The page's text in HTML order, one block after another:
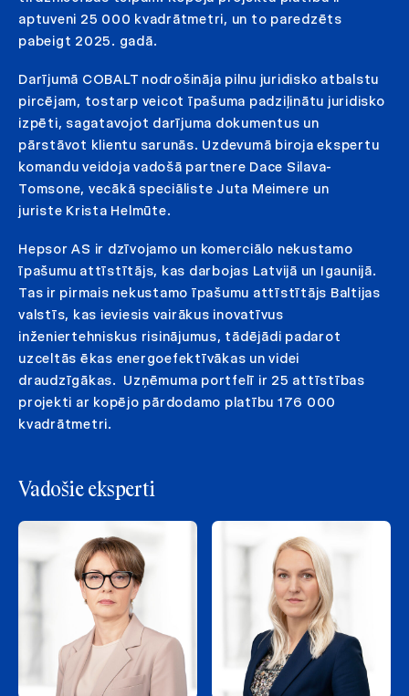
aptuveni 25 000 kvadrātmetri, un to paredzēts
pabeigt 2025. gadā.
Darījumā COBALT nodrošināja pilnu juridisko atbalstu
pircējam, tostarp veicot īpašuma padziļinātu juridisko
izpēti, sagatavojot darījuma dokumentus un
pārstāvot klientu sarunās. Uzdevumā biroja ekspertu
komandu veidoja vadošā partnere Dace Silava-
Tomsone, vecākā speciāliste Juta Meimere un
juriste Krista Helmūte.
Hepsor AS ir dzīvojamo un komerciālo nekustamo
īpašumu attīstītājs, kas darbojas Latvijā un Igaunijā.
Tas ir pirmais nekustamo īpašumu attīstītājs Baltijas
valstīs, kas ieviesis vairākus inovatīvus
inženiertehniskus risinājumus, tādējādi padarot
uzceltās ēkas energoefektīvākas un videi
draudzīgākas. Uzņēmuma portfelī ir 25 attīstības
projekti ar kopējo pārdodamo platību 176 000
kvadrātmetri.
Vadošie eksperti